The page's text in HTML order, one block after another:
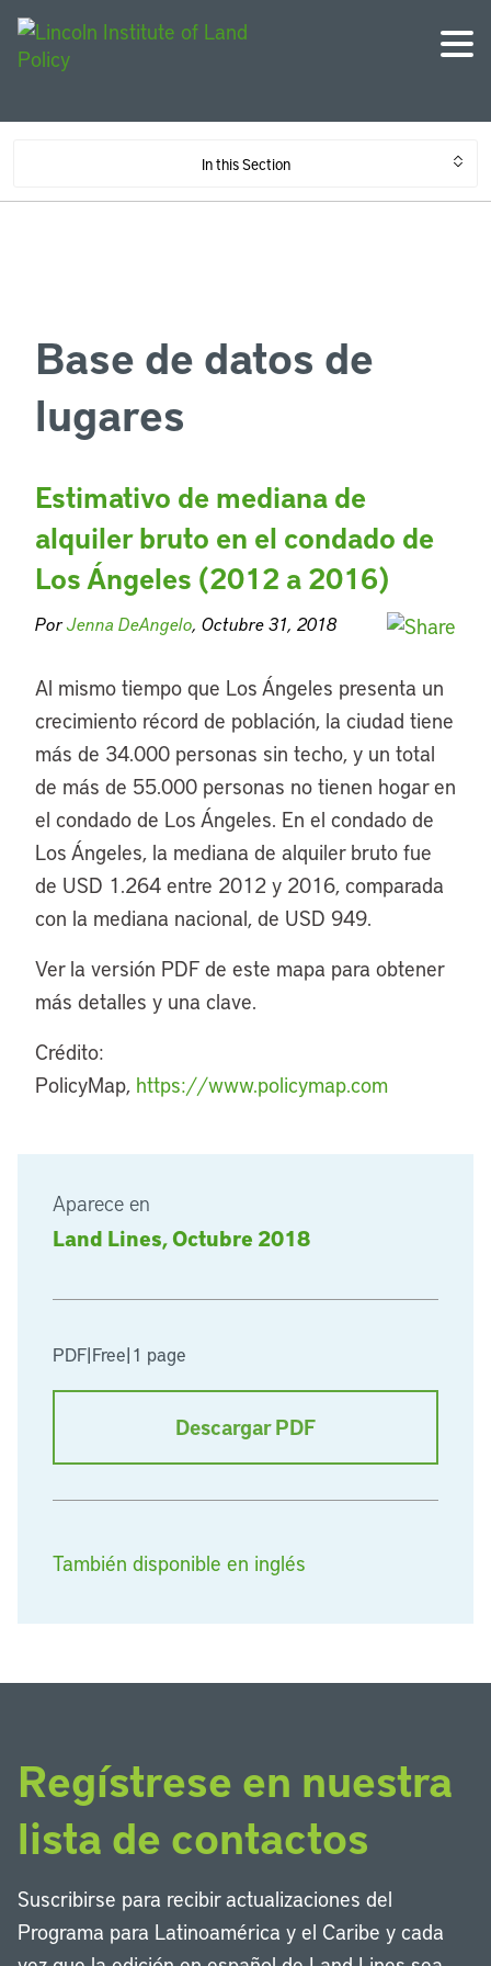
In this Section
Aparece en
Land Lines, Octubre 2018
PDF|Free|1 page
Descargar PDF
También disponible en inglés
Base de datos de
lugares
Estimativo de mediana de
alquiler bruto en el condado de
Los Ángeles (2012 a 2016)
PorJenna DeAngelo, Octubre 31, 2018
Al mismo tiempo que Los Ángeles presenta un
crecimiento récord de población, la ciudad tiene
más de 34.000 personas sin techo, y un total
de más de 55.000 personas no tienen hogar en
el condado de Los Ángeles. En el condado de
Los Ángeles, la mediana de alquiler bruto fue
de USD 1.264 entre 2012 y 2016, comparada
con la mediana nacional, de USD 949.
Ver la versión PDF de este mapa para obtener
más detalles y una clave.
Crédito:
PolicyMap, https://www.policymap.com
Regístrese en nuestra
lista de contactos
Suscribirse para recibir actualizaciones del
Programa para Latinoamérica y el Caribe y cada